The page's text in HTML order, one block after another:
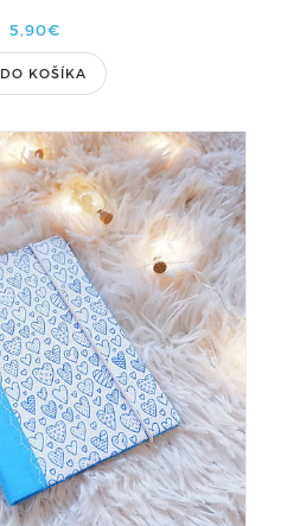
5,90€
DO KOŠÍKA